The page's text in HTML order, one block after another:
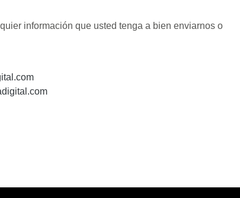
información que usted tenga a bien enviarnos o